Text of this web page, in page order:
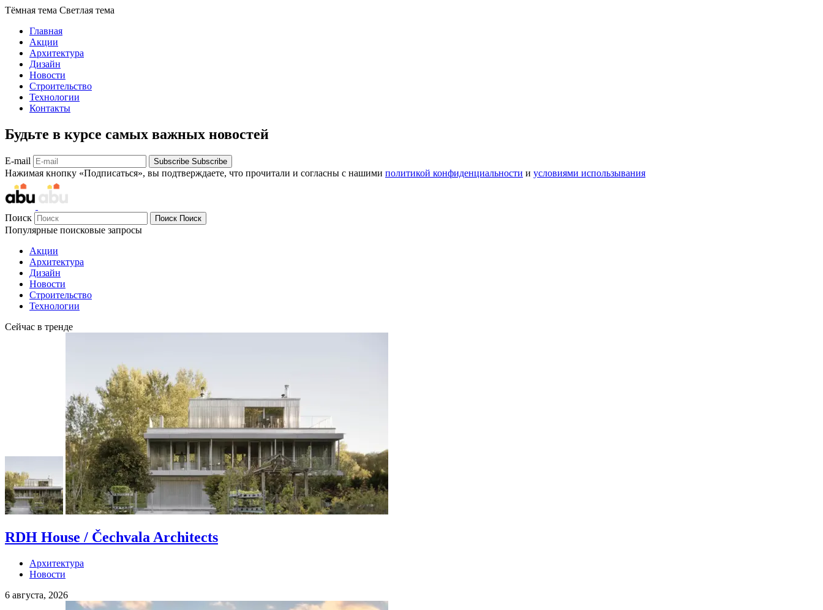
Тёмная тема Светлая тема
Главная
Акции
Архитектура
Дизайн
Новости
Строительство
Технологии
Контакты
Будьте в курсе самых важных новостей
E-mail Subscribe Subscribe
Нажимая кнопку «Подписаться», вы подтверждаете, что прочитали и согласны с нашими политикой конфиденциальности и условиями использывания
Поиск Поиск Поиск
Популярные поисковые запросы
Акции
Архитектура
Дизайн
Новости
Строительство
Технологии
Сейчас в тренде
RDH House / Čechvala Architects
Архитектура
Новости
6 августа, 2026